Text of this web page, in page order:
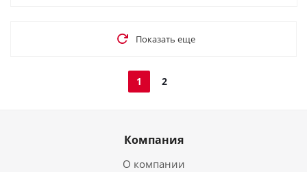
Показать еще
1 2
Компания
О компании